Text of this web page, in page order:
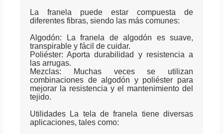
La franela puede estar compuesta de
diferentes fibras, siendo las más comunes:
Algodón: La franela de algodón es suave,
transpirable y fácil de cuidar.
Poliéster: Aporta durabilidad y resistencia a
las arrugas.
Mezclas: Muchas veces se utilizan
combinaciones de algodón y poliéster para
mejorar la resistencia y el mantenimiento del
tejido.
Utilidades La tela de franela tiene diversas
aplicaciones, tales como: